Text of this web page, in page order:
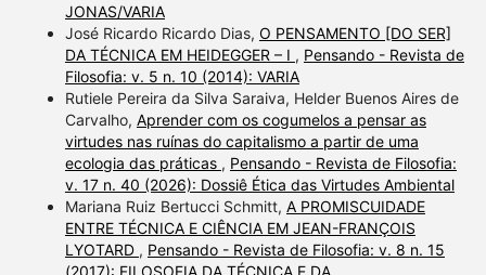
JONAS/VARIA
José Ricardo Ricardo Dias, O PENSAMENTO [DO SER]
DA TÉCNICA EM HEIDEGGER – I , Pensando - Revista de
Filosofia: v. 5 n. 10 (2014): VARIA
Rutiele Pereira da Silva Saraiva, Helder Buenos Aires de
Carvalho, Aprender com os cogumelos a pensar as
virtudes nas ruínas do capitalismo a partir de uma
ecologia das práticas , Pensando - Revista de Filosofia:
v. 17 n. 40 (2026): Dossiê Ética das Virtudes Ambiental
Mariana Ruiz Bertucci Schmitt, A PROMISCUIDADE
ENTRE TÉCNICA E CIÊNCIA EM JEAN-FRANÇOIS
LYOTARD , Pensando - Revista de Filosofia: v. 8 n. 15
(2017): FILOSOFIA DA TÉCNICA E DA